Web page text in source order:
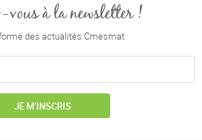
à la newsletter !
des actualités Cmesmat
JE M’INSCRIS